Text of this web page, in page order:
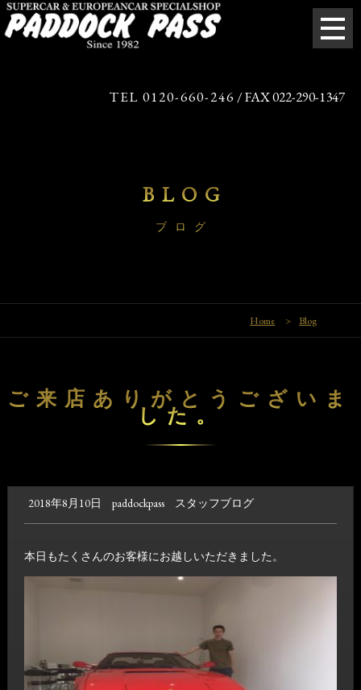
TEL 0120-660-246 / FAX 022-290-1347
BLOG
ブログ
Home > Blog
ご来店ありがとうございま
した。
2018年8月10日 paddockpass スタッフブログ
本日もたくさんのお客様にお越しいただきました。